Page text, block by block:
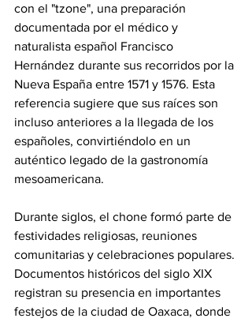
con el "tzone", una preparación
documentada por el médico y
naturalista español Francisco
Hernández durante sus recorridos por la
Nueva España entre 1571 y 1576. Esta
referencia sugiere que sus raíces son
incluso anteriores a la llegada de los
españoles, convirtiéndolo en un
auténtico legado de la gastronomía
mesoamericana.
Durante siglos, el chone formó parte de
festividades religiosas, reuniones
comunitarias y celebraciones populares.
Documentos históricos del siglo XIX
registran su presencia en importantes
festejos de la ciudad de Oaxaca, donde